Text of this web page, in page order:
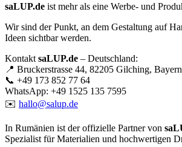
saLUP.de ist mehr als eine Werbe- und
Wir sind der Punkt, an dem Gestaltung auf
Ideen sichtbar werden.
Kontakt saLUP.de – Deutschland:
📍 Bruckerstrasse 44, 82205 Gilching, Bayern
📞 +49 173 852 77 64
WhatsApp: +49 1525 135 7595
✉️ hallo@salup.de
In Rumänien ist der offizielle Partner von
Spezialist für Materialien und hochwertigen